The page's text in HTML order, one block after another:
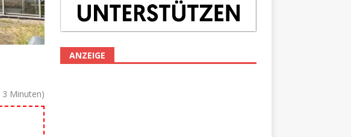
3 Minuten)
ANZEIGE